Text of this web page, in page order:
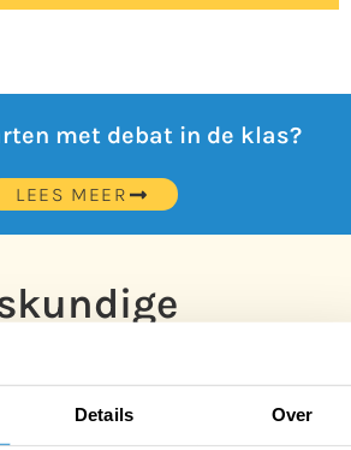
Details Over
met debat in de klas?
LEES MEER